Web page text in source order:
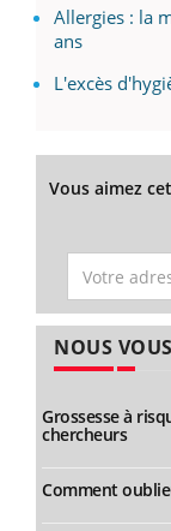
Allergies : la
ans
L'excès
Vous aimez
NOUS
Grossesse à
chercheurs
Comment